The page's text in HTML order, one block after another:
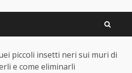
piccoli insetti neri sui muri di
e come eliminarli